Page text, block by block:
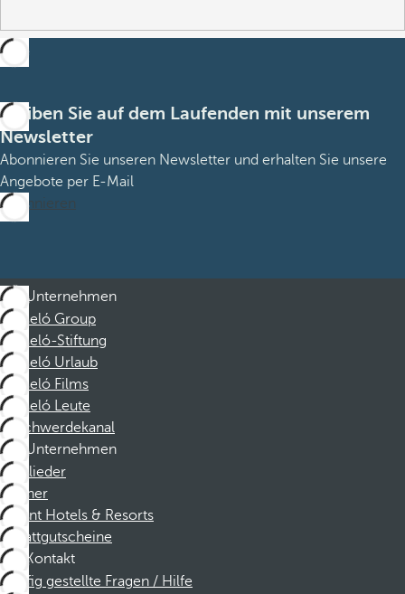
Bleiben Sie auf dem Laufenden mit unserem
Newsletter
Abonnieren Sie unseren Newsletter und erhalten Sie unsere
Angebote per E-Mail
Abonnieren
Unternehmen
Barceló Group
Barceló-Stiftung
Barceló Urlaub
Barceló Films
Barceló Leute
Beschwerdekanal
Unternehmen
Mitglieder
Partner
Dorint Hotels & Resorts
Rabattgutscheine
Kontakt
Häufig gestellte Fragen / Hilfe